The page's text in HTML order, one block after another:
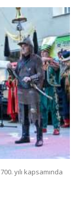
yılı kapsamında